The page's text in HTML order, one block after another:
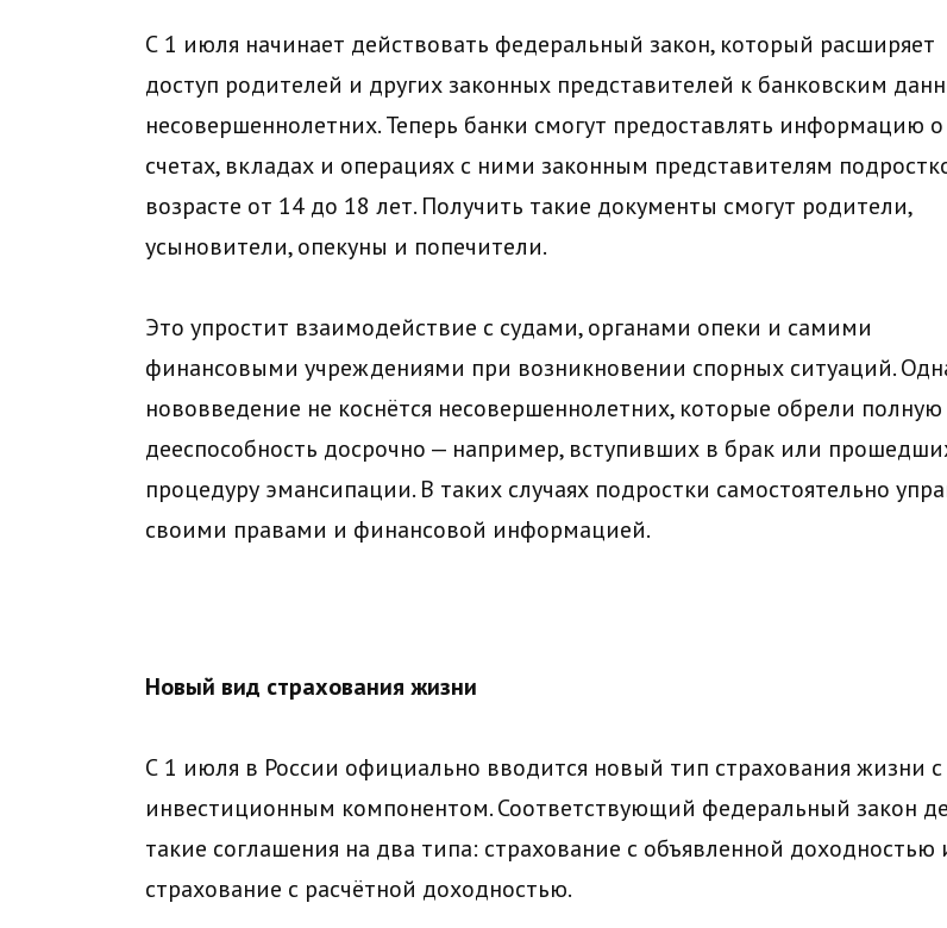
С 1 июля начинает действовать федеральный закон, который расширяет
доступ родителей и других законных представителей к банковским
несовершеннолетних. Теперь банки смогут предоставлять информацию о
счетах, вкладах и операциях с ними законным представителям
возрасте от 14 до 18 лет. Получить такие документы смогут родители,
усыновители, опекуны и попечители.
Это упростит взаимодействие с судами, органами опеки и самими
финансовыми учреждениями при возникновении спорных ситуаций.
нововведение не коснётся несовершеннолетних, которые обрели полную
дееспособность досрочно — например, вступивших в брак или
процедуру эмансипации. В таких случаях подростки самостоятельно
своими правами и финансовой информацией.
Новый вид страхования жизни
С 1 июля в России официально вводится новый тип страхования жизни с
инвестиционным компонентом. Соответствующий федеральный закон
такие соглашения на два типа: страхование с объявленной доходностью
страхование с расчётной доходностью.